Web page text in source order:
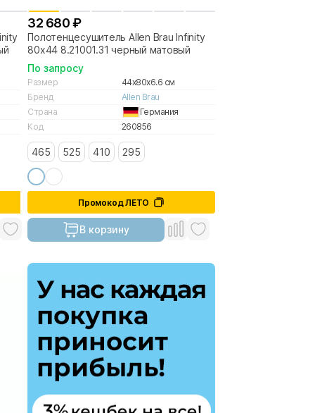
32 680 ₽
Полотенцесушитель Allen Brau Infinity
80х44 8.21001.31 черный матовый
По запросу
Размер
44x80x6.6 см
Бренд
Allen Brau
Страна
Германия
Код
260856
465 525 410 295
Промокод ЛЕТО
В корзину